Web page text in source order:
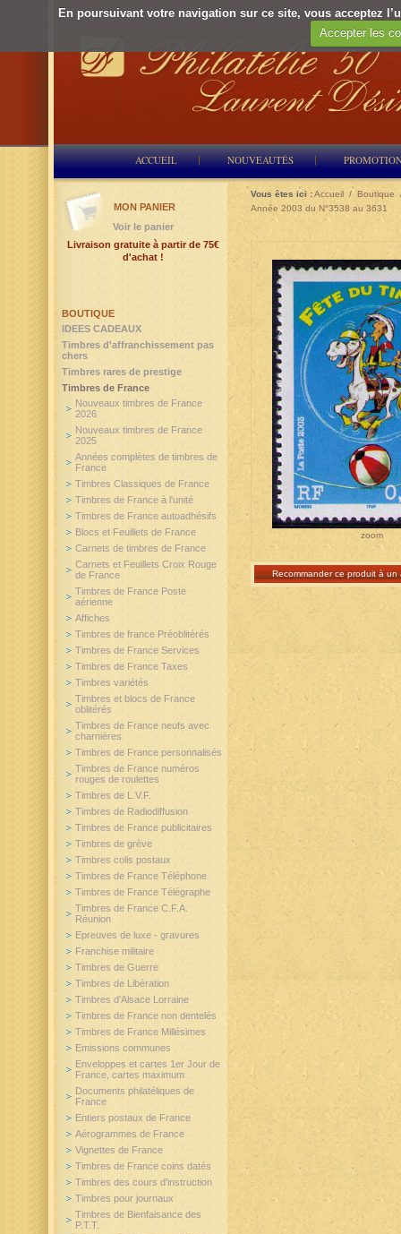
En poursuivant votre navigation sur ce site, vous acceptez
Accepter les
ACCUEIL NOUVEAUTÉS
Vous êtes ici :Accueil / Boutique
Année 2003 du N°3538 au 3631
zoom
Recommander ce produit à un
BOUTIQUE
IDEES CADEAUX
Timbres d'affranchissement pas
chers
Timbres rares de prestige
Timbres de France
Nouveaux timbres de France
2026
Nouveaux timbres de France
2025
Années complètes de timbres de
France
Timbres Classiques de France
Timbres de France à l'unité
Timbres de France autoadhésifs
Blocs et Feuillets de France
Carnets de timbres de France
Carnets et Feuillets Croix Rouge
de France
Timbres de France Poste
aérienne
Affiches
Timbres de france Préoblitérés
Timbres de France Services
Timbres de France Taxes
Timbres variétés
Timbres et blocs de France
oblitérés
Timbres de France neufs avec
charnières
Timbres de France personnalisés
Timbres de France numéros
rouges de roulettes
Timbres de L.V.F.
Timbres de Radiodiffusion
Timbres de France publicitaires
Timbres de grève
Timbres colis postaux
Timbres de France Téléphone
Timbres de France Télégraphe
Timbres de France C.F.A.
Réunion
Epreuves de luxe - gravures
Franchise militaire
Timbres de Guerre
Timbres de Libération
Timbres d'Alsace Lorraine
Timbres de France non dentelés
Timbres de France Millésimes
Emissions communes
Enveloppes et cartes 1er Jour de
France, cartes maximum
Documents philatéliques de
France
Entiers postaux de France
Aérogrammes de France
Vignettes de France
Timbres de France coins datés
Timbres des cours d'instruction
Timbres pour journaux
Timbres de Bienfaisance des
P.T.T.
MON PANIER
Voir le panier
Livraison gratuite à partir de 75€
d'achat !